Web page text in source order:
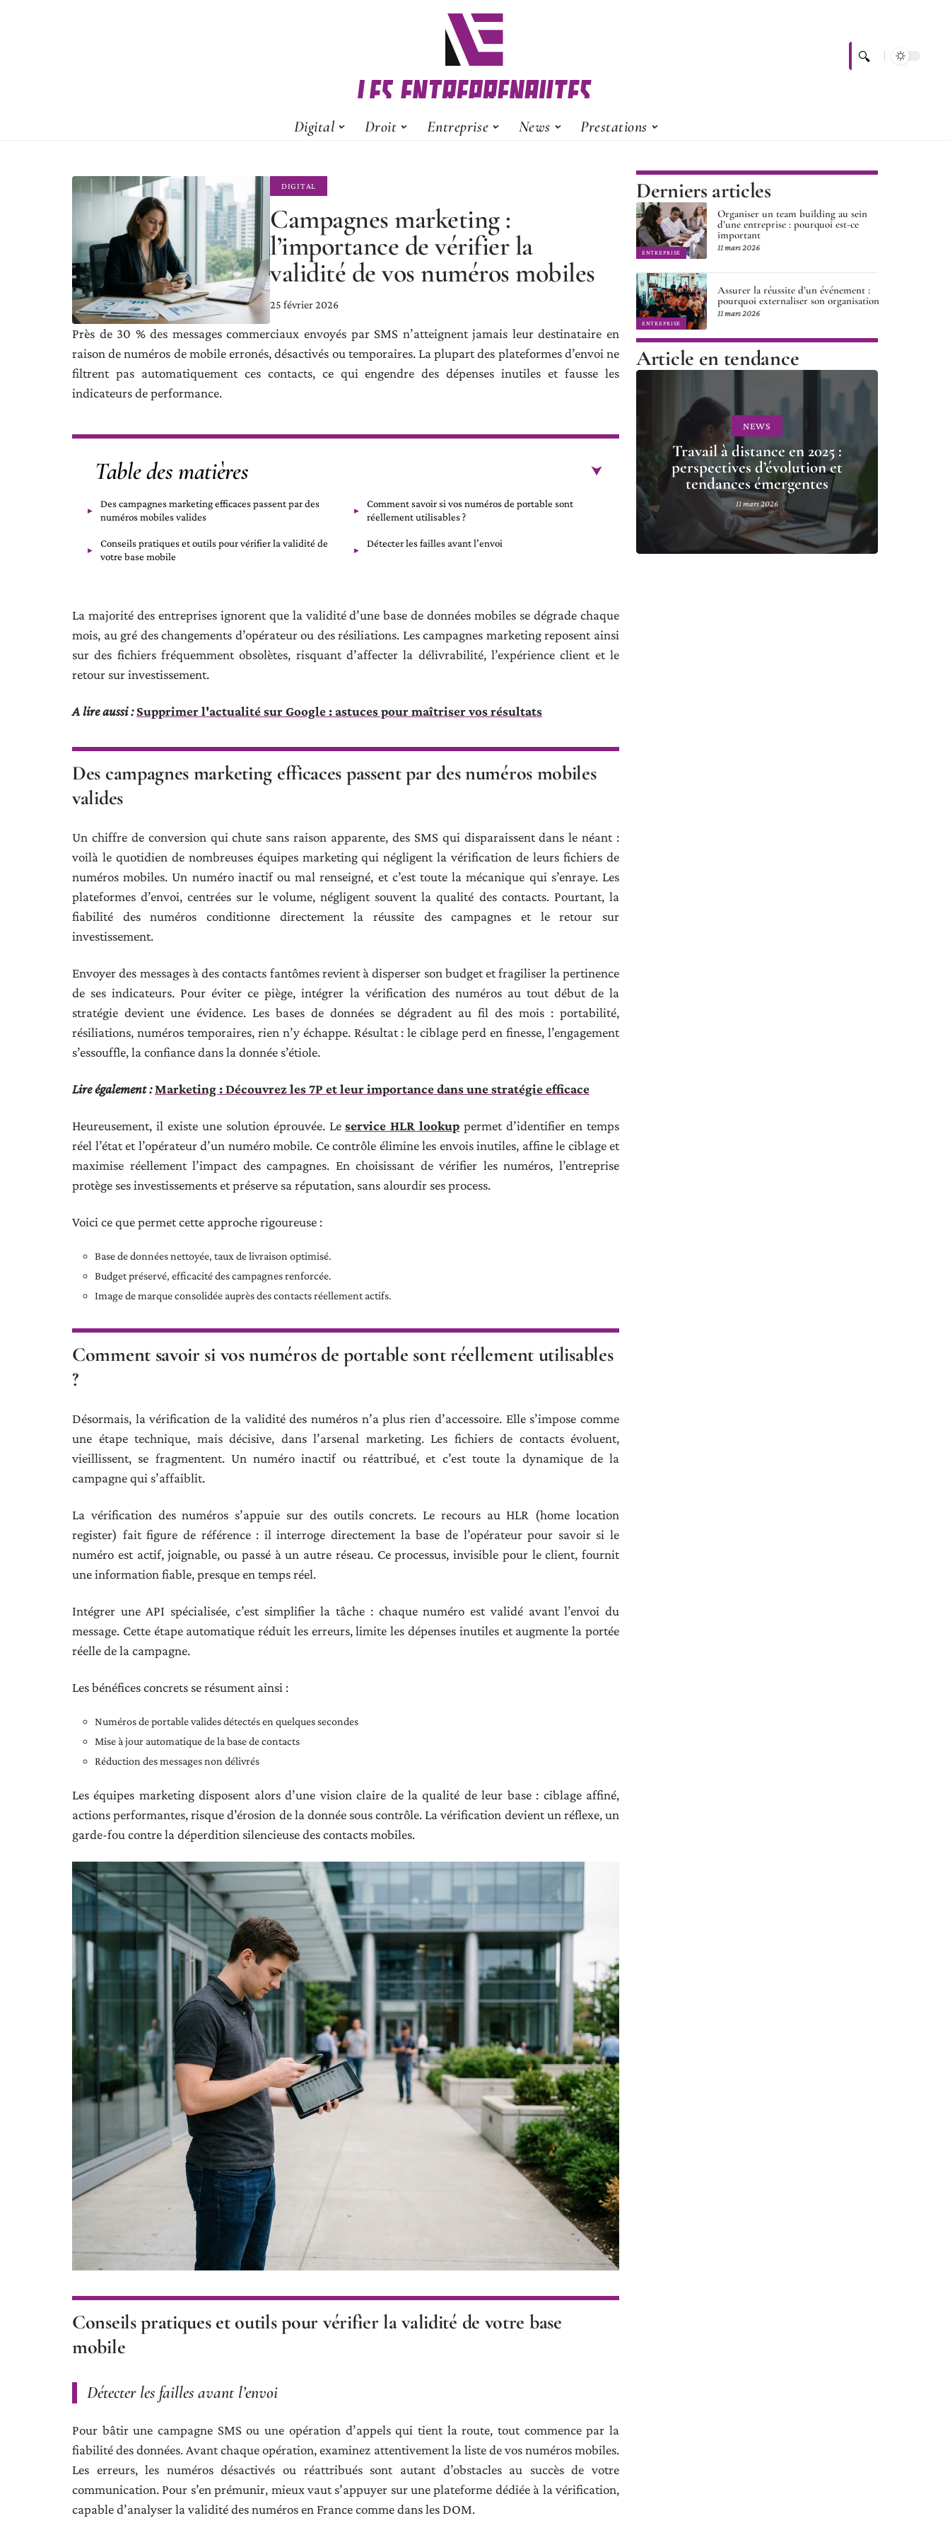
Digital Droit Entreprise News Prestations
DIGITAL
Campagnes marketing :
l’importance de vérifier la
validité de vos numéros mobiles
25 février 2026
Près de 30 % des messages commerciaux envoyés par SMS n’atteignent jamais leur destinataire en
raison de numéros de mobile erronés, désactivés ou temporaires. La plupart des plateformes d’envoi ne
filtrent pas automatiquement ces contacts, ce qui engendre des dépenses inutiles et fausse les
indicateurs de performance.
Table des matières
Des campagnes marketing efficaces passent par des
numéros mobiles valides
Comment savoir si vos numéros de portable sont
réellement utilisables ?
Conseils pratiques et outils pour vérifier la validité de
votre base mobile
Détecter les failles avant l’envoi
La majorité des entreprises ignorent que la validité d’une base de données mobiles se dégrade chaque
mois, au gré des changements d’opérateur ou des résiliations. Les campagnes marketing reposent ainsi
sur des fichiers fréquemment obsolètes, risquant d’affecter la délivrabilité, l’expérience client et le
retour sur investissement.
A lire aussi : Supprimer l'actualité sur Google : astuces pour maîtriser vos résultats
Des campagnes marketing efficaces passent par des numéros mobiles
valides
Un chiffre de conversion qui chute sans raison apparente, des SMS qui disparaissent dans le néant :
voilà le quotidien de nombreuses équipes marketing qui négligent la vérification de leurs fichiers de
numéros mobiles. Un numéro inactif ou mal renseigné, et c’est toute la mécanique qui s’enraye. Les
plateformes d’envoi, centrées sur le volume, négligent souvent la qualité des contacts. Pourtant, la
fiabilité des numéros conditionne directement la réussite des campagnes et le retour sur
investissement.
Envoyer des messages à des contacts fantômes revient à disperser son budget et fragiliser la pertinence
de ses indicateurs. Pour éviter ce piège, intégrer la vérification des numéros au tout début de la
stratégie devient une évidence. Les bases de données se dégradent au fil des mois : portabilité,
résiliations, numéros temporaires, rien n’y échappe. Résultat : le ciblage perd en finesse, l’engagement
s’essouffle, la confiance dans la donnée s’étiole.
Lire également :Marketing : Découvrez les 7P et leur importance dans une stratégie efficace
Heureusement, il existe une solution éprouvée. Leservice HLR lookup permet d’identifier en temps
réel l’état et l’opérateur d’un numéro mobile. Ce contrôle élimine les envois inutiles, affine le ciblage et
maximise réellement l’impact des campagnes. En choisissant de vérifier les numéros, l’entreprise
protège ses investissements et préserve sa réputation, sans alourdir ses process.
Voici ce que permet cette approche rigoureuse :
Base de données nettoyée, taux de livraison optimisé.
Budget préservé, efficacité des campagnes renforcée.
Image de marque consolidée auprès des contacts réellement actifs.
Comment savoir si vos numéros de portable sont réellement utilisables
?
Désormais, la vérification de la validité des numéros n’a plus rien d’accessoire. Elle s’impose comme
une étape technique, mais décisive, dans l’arsenal marketing. Les fichiers de contacts évoluent,
vieillissent, se fragmentent. Un numéro inactif ou réattribué, et c’est toute la dynamique de la
campagne qui s’affaiblit.
La vérification des numéros s’appuie sur des outils concrets. Le recours au HLR (home location
register) fait figure de référence : il interroge directement la base de l’opérateur pour savoir si le
numéro est actif, joignable, ou passé à un autre réseau. Ce processus, invisible pour le client, fournit
une information fiable, presque en temps réel.
Intégrer une API spécialisée, c’est simplifier la tâche : chaque numéro est validé avant l’envoi du
message. Cette étape automatique réduit les erreurs, limite les dépenses inutiles et augmente la portée
réelle de la campagne.
Les bénéfices concrets se résument ainsi :
Numéros de portable valides détectés en quelques secondes
Mise à jour automatique de la base de contacts
Réduction des messages non délivrés
Les équipes marketing disposent alors d’une vision claire de la qualité de leur base : ciblage affiné,
actions performantes, risque d’érosion de la donnée sous contrôle. La vérification devient un réflexe, un
garde-fou contre la déperdition silencieuse des contacts mobiles.
Conseils pratiques et outils pour vérifier la validité de votre base
mobile
Détecter les failles avant l’envoi
Pour bâtir une campagne SMS ou une opération d’appels qui tient la route, tout commence par la
fiabilité des données. Avant chaque opération, examinez attentivement la liste de vos numéros mobiles.
Les erreurs, les numéros désactivés ou réattribués sont autant d’obstacles au succès de votre
communication. Pour s’en prémunir, mieux vaut s’appuyer sur une plateforme dédiée à la vérification,
capable d’analyser la validité des numéros en France comme dans les DOM.
Derniers articles
ENTREPRISE
Organiser un team building au sein
d’une entreprise : pourquoi est-ce
important
11 mars 2026
ENTREPRISE
Assurer la réussite d’un événement :
pourquoi externaliser son organisation
11 mars 2026
Article en tendance
NEWS
Travail à distance en 2025 :
perspectives d’évolution et
tendances émergentes
11 mars 2026